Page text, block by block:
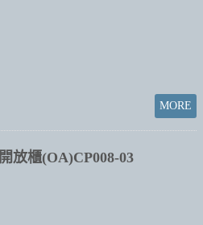
開放櫃(OA)CP008-03